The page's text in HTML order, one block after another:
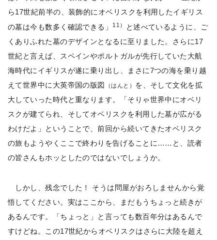
ら17世紀前半の、装飾的にオベリスクを利用したイギリス
の墓は今も数多く確認できる」
11）
と述べているように、ご
くありふれた墓のデザインとなるに至りました。さらに17
世紀と言えば、スペインやポルトガルが先行していた大航
海時代にイギリスが遂に乗り出し、まさに7つの海を乗り越
えて世界中に大英帝国の版図
（はんと）
を、そして文化を拡
大していった時代と重なります。「そりゃ世界中にオベリ
スクが建てられ、そしてオベリスクを利用した墓が広がる
わけだよ」ということで、前回から続いてきたオベリスク
の旅もようやくここで終わりを告げることに……と、読者
の皆さんもホッとしたのではないでしょうか。
しかし、残念でした！ そうは問屋がおろしませんから覚
悟してください。実はここから、まだもうちょっと続きが
あるんです。「ちょっと」と言っても数百年分はあるんで
すけどね。この17世紀からオベリスクはさらに大陸を超え